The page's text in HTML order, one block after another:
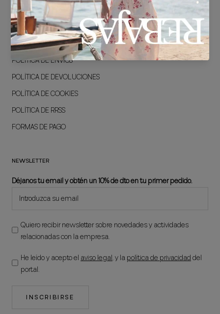
POLÍTICA DE PRIVACIDAD
TÉRMINOS & CONDICIONES
AVISO LEGAL
POLÍTICA DE ENVÍOS
POLÍTICA DE DEVOLUCIONES
POLÍTICA DE COOKIES
POLÍTICA DE RRSS
FORMAS DE PAGO
NEWSLETTER
Déjanos tu email y obtén un 10% de dto en tu primer pedido.
Quiero recibir newsletter sobre novedades y actividades
relacionadas con la empresa.
He leído y acepto el aviso legal, y lapolítica de privacidaddel
portal.
INSCRIBIRSE